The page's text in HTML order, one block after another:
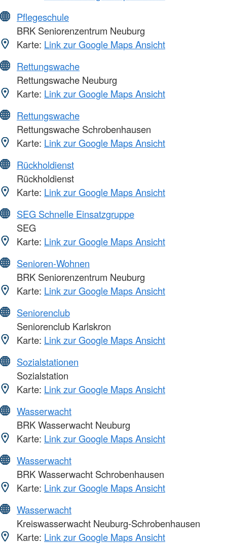
Pflegeschule
BRK Seniorenzentrum Neuburg
Karte: Link zur Google Maps Ansicht
Rettungswache
Rettungswache Neuburg
Karte: Link zur Google Maps Ansicht
Rettungswache
Rettungswache Schrobenhausen
Karte: Link zur Google Maps Ansicht
Rückholdienst
Rückholdienst
Karte: Link zur Google Maps Ansicht
SEG Schnelle Einsatzgruppe
SEG
Karte: Link zur Google Maps Ansicht
Senioren-Wohnen
BRK Seniorenzentrum Neuburg
Karte: Link zur Google Maps Ansicht
Seniorenclub
Seniorenclub Karlskron
Karte: Link zur Google Maps Ansicht
Sozialstationen
Sozialstation
Karte: Link zur Google Maps Ansicht
Wasserwacht
BRK Wasserwacht Neuburg
Karte: Link zur Google Maps Ansicht
Wasserwacht
BRK Wasserwacht Schrobenhausen
Karte: Link zur Google Maps Ansicht
Wasserwacht
Kreiswasserwacht Neuburg-Schrobenhausen
Karte: Link zur Google Maps Ansicht